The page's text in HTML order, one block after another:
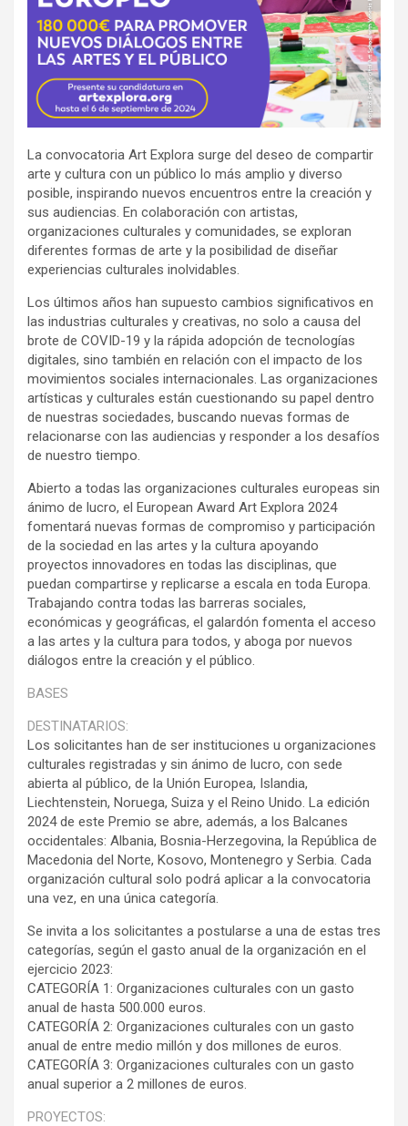
La convocatoria Art Explora surge del deseo de compartir
arte y cultura con un público lo más amplio y diverso
posible, inspirando nuevos encuentros entre la creación y
sus audiencias. En colaboración con artistas,
organizaciones culturales y comunidades, se exploran
diferentes formas de arte y la posibilidad de diseñar
experiencias culturales inolvidables.
Los últimos años han supuesto cambios significativos en
las industrias culturales y creativas, no solo a causa del
brote de COVID-19 y la rápida adopción de tecnologías
digitales, sino también en relación con el impacto de los
movimientos sociales internacionales. Las organizaciones
artísticas y culturales están cuestionando su papel dentro
de nuestras sociedades, buscando nuevas formas de
relacionarse con las audiencias y responder a los desafíos
de nuestro tiempo.
Abierto a todas las organizaciones culturales europeas sin
ánimo de lucro, el European Award Art Explora 2024
fomentará nuevas formas de compromiso y participación
de la sociedad en las artes y la cultura apoyando
proyectos innovadores en todas las disciplinas, que
puedan compartirse y replicarse a escala en toda Europa.
Trabajando contra todas las barreras sociales,
económicas y geográficas, el galardón fomenta el acceso
a las artes y la cultura para todos, y aboga por nuevos
diálogos entre la creación y el público.
BASES
DESTINATARIOS:
Los solicitantes han de ser instituciones u organizaciones
culturales registradas y sin ánimo de lucro, con sede
abierta al público, de la Unión Europea, Islandia,
Liechtenstein, Noruega, Suiza y el Reino Unido. La edición
2024 de este Premio se abre, además, a los Balcanes
occidentales: Albania, Bosnia-Herzegovina, la República de
Macedonia del Norte, Kosovo, Montenegro y Serbia. Cada
organización cultural solo podrá aplicar a la convocatoria
una vez, en una única categoría.
Se invita a los solicitantes a postularse a una de estas tres
categorías, según el gasto anual de la organización en el
ejercicio 2023:
CATEGORÍA 1: Organizaciones culturales con un gasto
anual de hasta 500.000 euros.
CATEGORÍA 2: Organizaciones culturales con un gasto
anual de entre medio millón y dos millones de euros.
CATEGORÍA 3: Organizaciones culturales con un gasto
anual superior a 2 millones de euros.
PROYECTOS: